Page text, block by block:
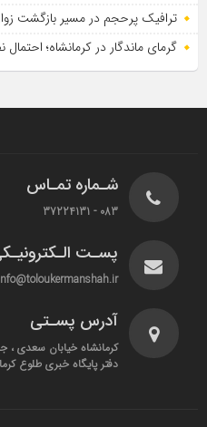
ترافیک پرحجم در مسیر بازگشت
گرمای ماندگار در کرمانشاه؛
شـماره تمـاس
083 - 37224131
پسـت
آدرس پسـتی
دفتر پایگاه خبری طلوع